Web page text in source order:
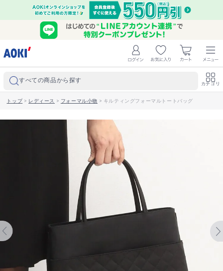
すべての商品から探す カテゴリ
トップ> レディース > フォーマル小物 > キルティングフォーマルトートバッグ